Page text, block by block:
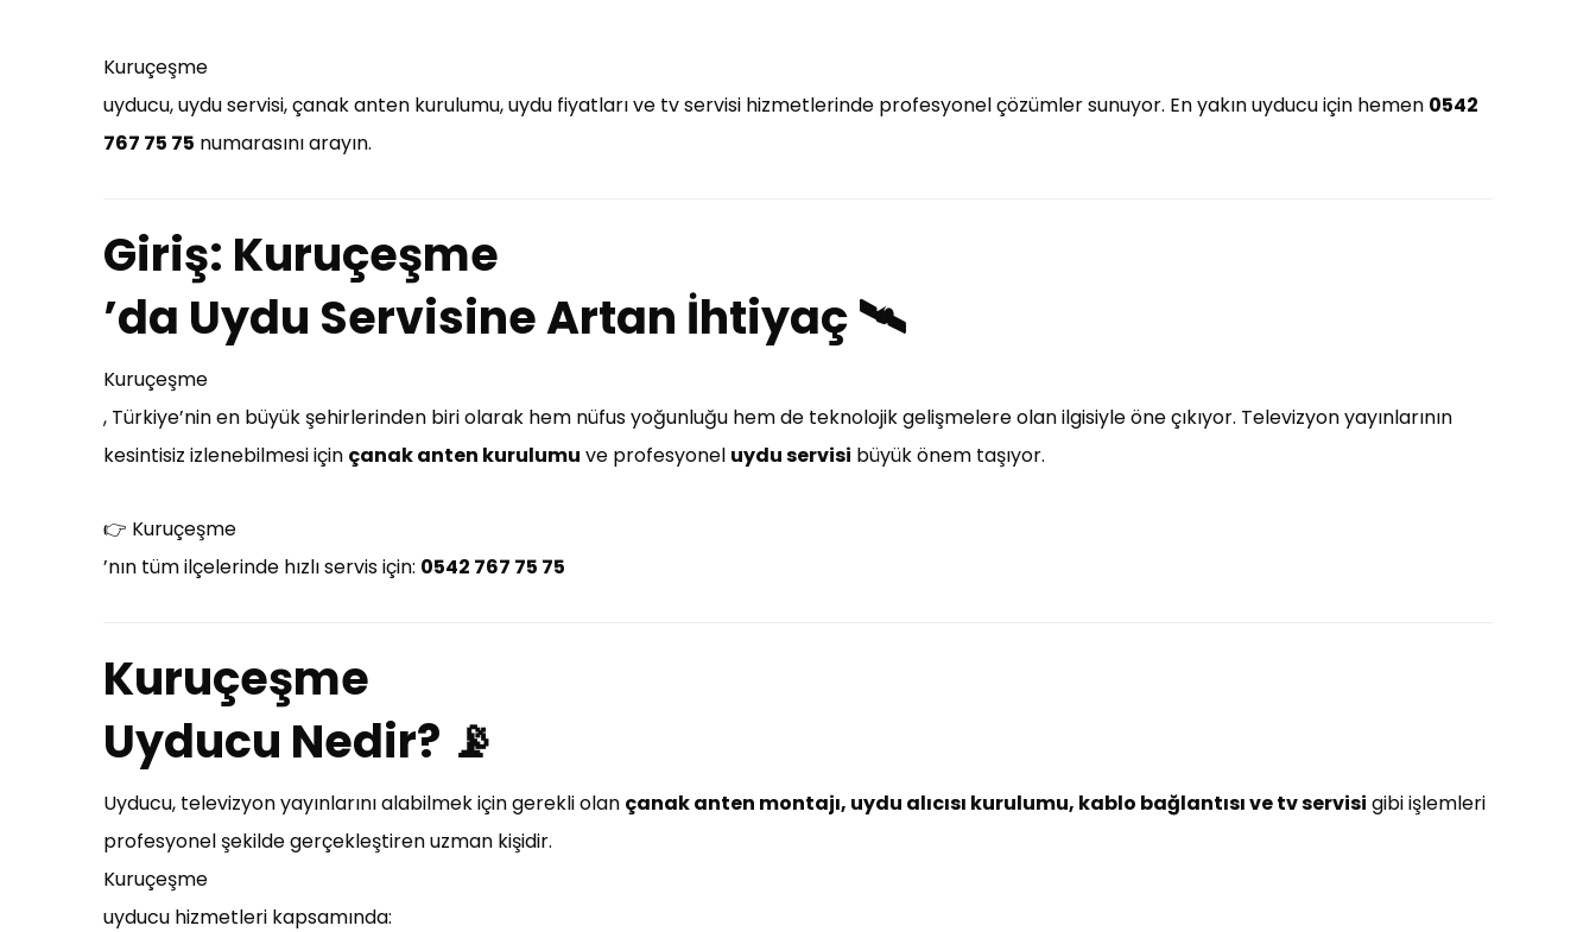
Kuruçeşme
uyducu, uydu servisi, çanak anten kurulumu, uydu fiyatları ve tv servisi hizmetlerinde profesyonel çözümler sunuyor. En yakın uyducu için hemen 0542
767 75 75 numarasını arayın.
Giriş: Kuruçeşme
’da Uydu Servisine Artan İhtiyaç 🛰️
Kuruçeşme
, Türkiye’nin en büyük şehirlerinden biri olarak hem nüfus yoğunluğu hem de teknolojik gelişmelere olan ilgisiyle öne çıkıyor. Televizyon yayınlarının
kesintisiz izlenebilmesi için çanak anten kurulumu ve profesyonel uydu servisi büyük önem taşıyor.
👉 Kuruçeşme
’nın tüm ilçelerinde hızlı servis için: 0542 767 75 75
Kuruçeşme
Uyducu Nedir? 📡
Uyducu, televizyon yayınlarını alabilmek için gerekli olan çanak anten montajı, uydu alıcısı kurulumu, kablo bağlantısı ve tv servisi gibi işlemleri
profesyonel şekilde gerçekleştiren uzman kişidir.
Kuruçeşme
uyducu hizmetleri kapsamında: